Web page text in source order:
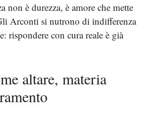
non è durezza, è amore che mette
Arconti si nutrono di indifferenza
rispondere con cura reale è già
altare, materia